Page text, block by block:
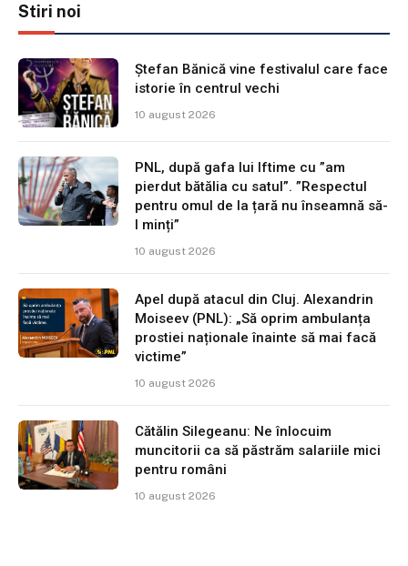
Stiri noi
Ștefan Bănică vine festivalul care face
istorie în centrul vechi
10 august 2026
PNL, după gafa lui Iftime cu ”am
pierdut bătălia cu satul”. ”Respectul
pentru omul de la țară nu înseamnă să-
l minți”
10 august 2026
Apel după atacul din Cluj. Alexandrin
Moiseev (PNL): „Să oprim ambulanța
prostiei naționale înainte să mai facă
victime”
10 august 2026
Cătălin Silegeanu: Ne înlocuim
muncitorii ca să păstrăm salariile mici
pentru români
10 august 2026